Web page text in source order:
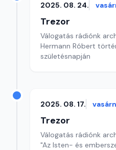
2025. 08. 24.
Trezor
Válogatás rádiónk
Hermann Róbert
születésnapján
2025. 08. 17.
Trezor
Válogatás rádiónk
"Az Isten- és